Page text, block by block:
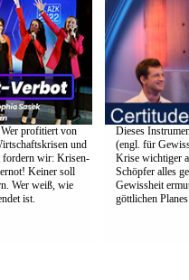
profitiert von
und
fordern wir: Krisen-
Keiner soll
Wer weiß, wie
ist.
Dieses
(engl. für
Krise wichtiger
Schöpfer alles
Gewissheit
göttlichen